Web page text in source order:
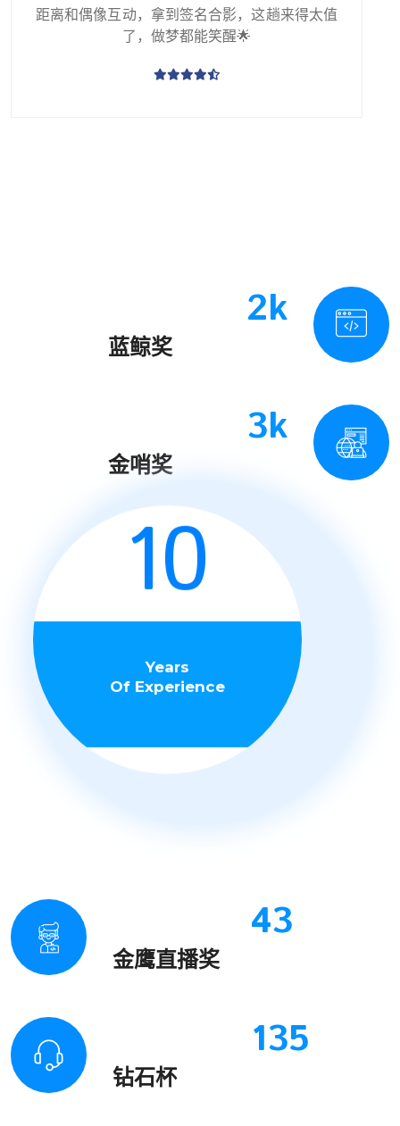
距离和偶像互动，拿到签名合影，这趟来得太值
了，做梦都能笑醒🌟
2k
蓝鲸奖
3k
金哨奖
10
Years
Of Experience
43
金鹰直播奖
135
钻石杯